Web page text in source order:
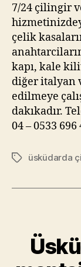
7/24 çilingir
çelik
kapı, kale
diğer italyan
edilmeye
dakıkadır.
04 – 0533
Etiketlerüsküdarda